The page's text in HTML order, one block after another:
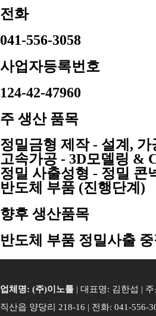
전화
041-556-3058
사업자등록번호
124-42-47960
주 생산 품목
정밀금형 제작 - 설계, 가
고속가공 - 3D모델링 &
정밀 사출성형 - 정밀 콘
반도체 부품 (진행단계)
향후 생산품목
반도체 부품 정밀사출
업체명: (주)이노툴 | 대표명: 김한섭 |
직산읍 양당리 218-16 | 전화: 041-556-